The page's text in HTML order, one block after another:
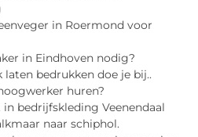
in Roermond voor
in Eindhoven nodig?
laten bedrukken doe je bij..
huren?
in bedrijfskleding Veenendaal
naar schiphol.